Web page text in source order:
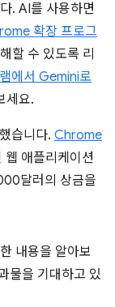
. AI를 사용하면
확장 프로그
할 수 있도록 리
에서 Gemini로
세요.
습니다. Chrome
웹 애플리케이션
달러의 상금을
내용을 알아보
물을 기대하고 있